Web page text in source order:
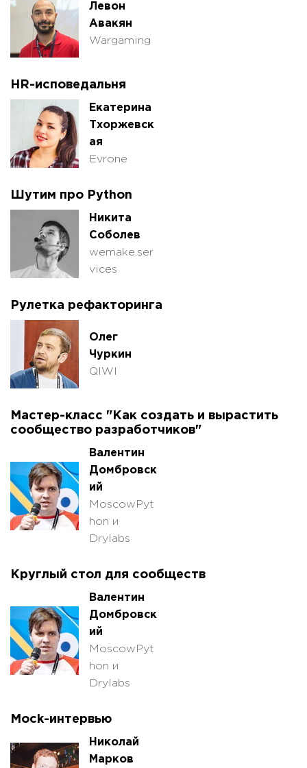
Левон
Авакян
Wargaming
HR-исповедальня
Екатерина
Тхоржевск
ая
Evrone
Шутим про Python
Никита
Соболев
wemake.ser
vices
Рулетка рефакторинга
Олег
Чуркин
QIWI
Мастер-класс "Как создать и вырастить
сообщество разработчиков"
Валентин
Домбровск
ий
MoscowPyt
hon и
Drylabs
Круглый стол для сообществ
Валентин
Домбровск
ий
MoscowPyt
hon и
Drylabs
Mock-интервью
Николай
Марков